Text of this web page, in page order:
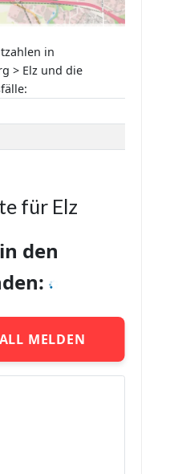
in
> Elz und die
für Elz
den
MELDEN